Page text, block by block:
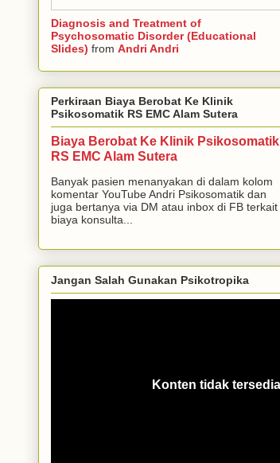
Diagnosis and Treatment of
Psychosomatic Disorder (Educational
Slides) from Andri Andri
Perkiraan Biaya Berobat Ke Klinik
Psikosomatik RS EMC Alam Sutera
Biaya Berobat Ke Klinik Psikosomatik
RS EMC Alam Sutera
Banyak pasien menanyakan di dalam kolom
komentar YouTube Andri Psikosomatik dan
juga bertanya via DM atau inbox di FB terkait
biaya konsulta...
Jangan Salah Gunakan Psikotropika